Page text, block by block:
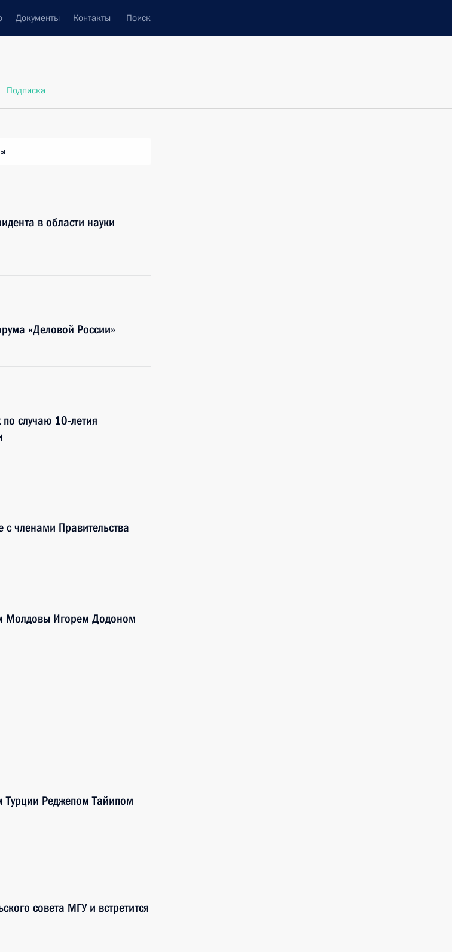
Документы Контакты Поиск
Подписка
в области науки
«Деловой России»
случаю 10-летия
членами Правительства
Молдовы Игорем Додоном
Турции Реджепом Тайипом
совета МГУ и встретится